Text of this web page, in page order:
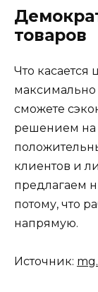
товаров
Что касается
сможете
решением на
клиентов и
предлагаем
потому, что
напрямую.
Источник: